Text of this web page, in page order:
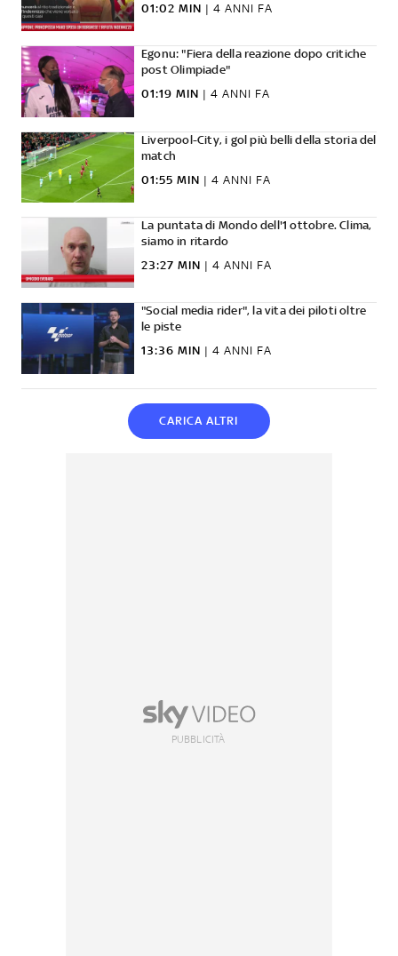
01:02 MIN | 4 ANNI FA
Egonu: "Fiera della reazione dopo critiche
post Olimpiade"
01:19 MIN | 4 ANNI FA
Liverpool-City, i gol più belli della storia del
match
01:55 MIN | 4 ANNI FA
La puntata di Mondo dell'1 ottobre. Clima,
siamo in ritardo
23:27 MIN | 4 ANNI FA
"Social media rider", la vita dei piloti oltre
le piste
13:36 MIN | 4 ANNI FA
CARICA ALTRI
PUBBLICITÀ